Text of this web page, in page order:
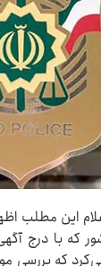
این مطلب
که با درج
که بررسی